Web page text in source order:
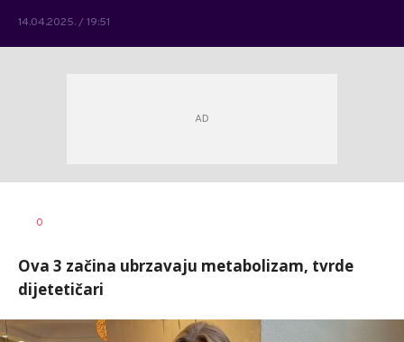
14.04.2025. / 19:51
AUTOR
0
Ova 3 začina ubrzavaju metabolizam, tvrde
dijetetičari